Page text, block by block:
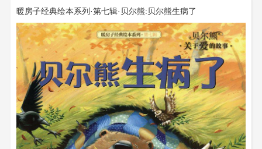
书共有 17 页。出版社为长江少年儿童出版社，绘本作者帕梅拉
绘本是发达国家家庭首选的儿童读物，国际公认"绘本是最适
合幼儿阅读的图书"。本站提供猫小姐的大肚皮绘本在线阅读与
绘本猫小姐的大肚皮下载ppt格式，其中包含共 17 页完整高清
图片，只为让更多的孩子从绘本中学习知识看世界，更多故事绘
本就上狸猫故事网。
暖房子经典绘本系列·第七辑·贝尔熊:贝尔熊生病了